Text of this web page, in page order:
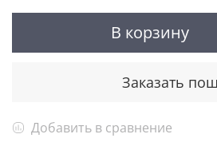
В корзину
Заказать
Добавить в сравнение